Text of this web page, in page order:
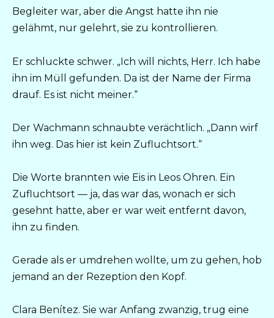
Begleiter war, aber die Angst hatte ihn nie
gelähmt, nur gelehrt, sie zu kontrollieren.
Er schluckte schwer. „Ich will nichts, Herr. Ich habe
ihn im Müll gefunden. Da ist der Name der Firma
drauf. Es ist nicht meiner.“
Der Wachmann schnaubte verächtlich. „Dann wirf
ihn weg. Das hier ist kein Zufluchtsort.“
Die Worte brannten wie Eis in Leos Ohren. Ein
Zufluchtsort — ja, das war das, wonach er sich
gesehnt hatte, aber er war weit entfernt davon,
ihn zu finden.
Gerade als er umdrehen wollte, um zu gehen, hob
jemand an der Rezeption den Kopf.
Clara Benítez. Sie war Anfang zwanzig, trug eine